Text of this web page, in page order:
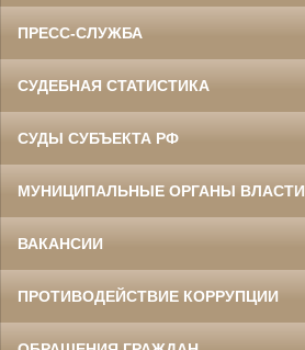
ПРЕСС-СЛУЖБА
СУДЕБНАЯ СТАТИСТИКА
СУДЫ СУБЪЕКТА РФ
МУНИЦИПАЛЬНЫЕ ОРГАНЫ ВЛАСТИ
ВАКАНСИИ
ПРОТИВОДЕЙСТВИЕ КОРРУПЦИИ